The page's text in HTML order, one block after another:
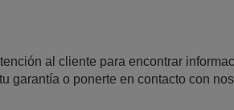
al cliente para encontrar
garantía o ponerte en contacto con